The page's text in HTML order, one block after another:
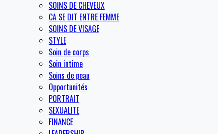
SOINS DE CHEVEUX
CA SE DIT ENTRE FEMME
SOINS DE VISAGE
STYLE
Soin de corps
Soin intime
Soins de peau
Opportunités
PORTRAIT
SEXUALITE
FINANCE